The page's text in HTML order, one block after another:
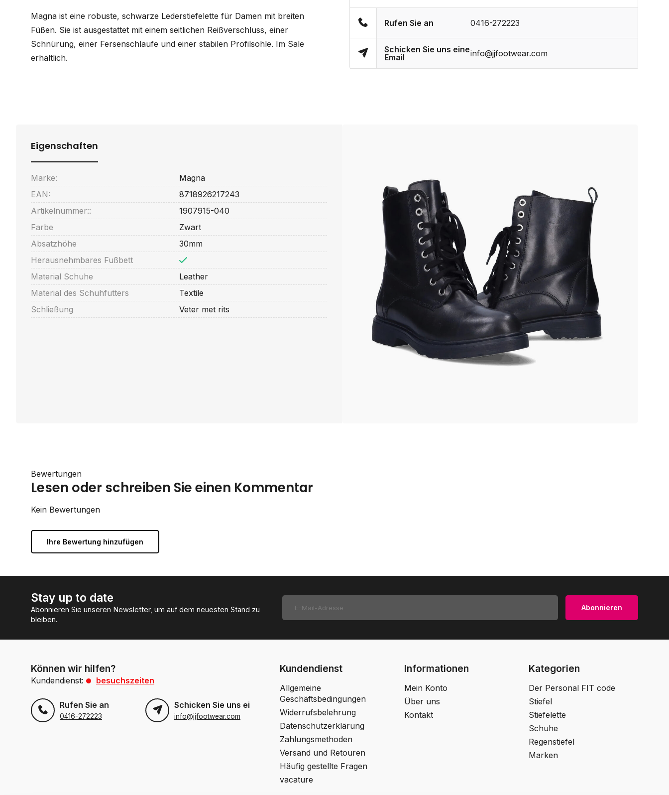
Magna ist eine robuste, schwarze Lederstiefelette für Damen mit breiten
Füßen. Sie ist ausgestattet mit einem seitlichen Reißverschluss, einer
Schnürung, einer Fersenschlaufe und einer stabilen Profilsohle. Im Sale
erhältlich.
Rufen Sie an 0416-272223
Schicken Sie uns eine
Email
info@jjfootwear.com
Eigenschaften
Marke:
Magna
EAN:
8718926217243
Artikelnummer::
1907915-040
Farbe
Zwart
Absatzhöhe
30mm
Herausnehmbares Fußbett
Material Schuhe
Leather
Material des Schuhfutters
Textile
Schließung
Veter met rits
Bewertungen
Lesen oder schreiben Sie einen Kommentar
Kein Bewertungen
Ihre Bewertung hinzufügen
Stay up to date
Abonnieren Sie unseren Newsletter, um auf dem neuesten Stand zu
bleiben.
Abonnieren
Können wir hilfen?
Kundendienst: besuchszeiten
Rufen Sie an
0416-272223
Schicken Sie uns eine Email
info@jjfootwear.com
Kundendienst
Allgemeine
Geschäftsbedingungen
Widerrufsbelehrung
Datenschutzerklärung
Zahlungsmethoden
Versand und Retouren
Häufig gestellte Fragen
vacature
Informationen
Mein Konto
Über uns
Kontakt
Kategorien
Der Personal FIT code
Stiefel
Stiefelette
Schuhe
Regenstiefel
Marken